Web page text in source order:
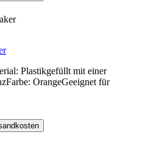
Plastikgefüllt mit einer
OrangeGeeignet für